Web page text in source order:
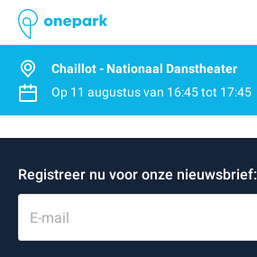
Chaillot - Nationaal Danstheater
Op 11 augustusvan 16:45tot 17:45
Registreer nu voor onze nieuwsbrief:
E-mail